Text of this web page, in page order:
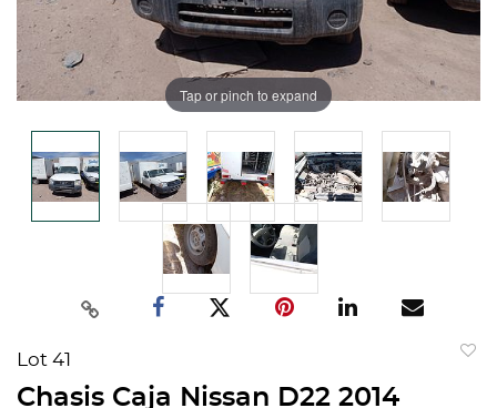
Tap or pinch to expand
Lot 41
Chasis Caja Nissan D22 2014